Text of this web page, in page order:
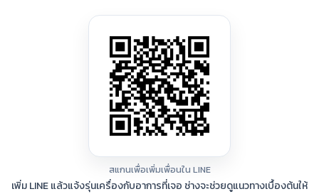
สแกนเพื่อเพิ่มเพื่อนใน LINE
เพิ่ม LINE แล้วแจ้งรุ่นเครื่องกับอาการที่เจอ ช่างจะช่วยดูแนวทางเบื้องต้นให้